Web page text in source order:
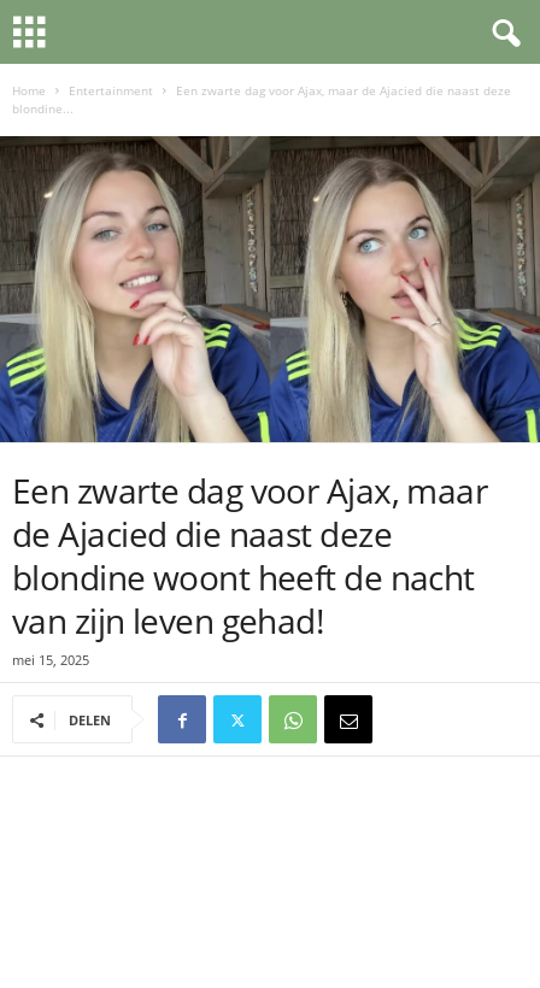
Home Entertainment
Een zwarte dag voor Ajax, maar de Ajacied die naast deze
blondine...
Een zwarte dag voor Ajax, maar
de Ajacied die naast deze
blondine woont heeft de nacht
van zijn leven gehad!
mei 15, 2025
DELEN